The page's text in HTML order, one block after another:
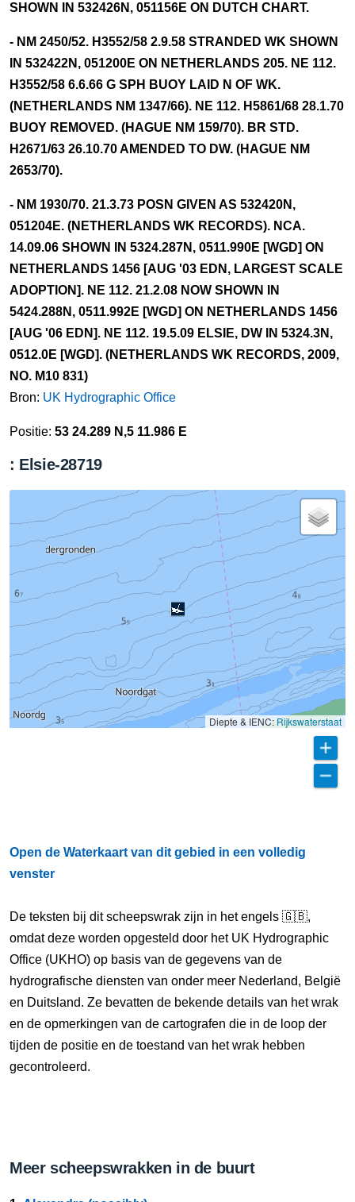
SHOWN IN 532426N, 051156E ON DUTCH CHART.
- NM 2450/52. H3552/58 2.9.58 STRANDED WK SHOWN
IN 532422N, 051200E ON NETHERLANDS 205. NE 112.
H3552/58 6.6.66 G SPH BUOY LAID N OF WK.
(NETHERLANDS NM 1347/66). NE 112. H5861/68 28.1.70
BUOY REMOVED. (HAGUE NM 159/70). BR STD.
H2671/63 26.10.70 AMENDED TO DW. (HAGUE NM
2653/70).
- NM 1930/70. 21.3.73 POSN GIVEN AS 532420N,
051204E. (NETHERLANDS WK RECORDS). NCA.
14.09.06 SHOWN IN 5324.287N, 0511.990E [WGD] ON
NETHERLANDS 1456 [AUG '03 EDN, LARGEST SCALE
ADOPTION]. NE 112. 21.2.08 NOW SHOWN IN
5424.288N, 0511.992E [WGD] ON NETHERLANDS 1456
[AUG '06 EDN]. NE 112. 19.5.09 ELSIE, DW IN 5324.3N,
0512.0E [WGD]. (NETHERLANDS WK RECORDS, 2009,
NO. M10 831)
Bron: UK Hydrographic Office
Positie: 53 24.289 N,5 11.986 E
: Elsie-28719
Diepte & IENC: Rijkswaterstaat
Open de Waterkaart van dit gebied in een volledig
venster
De teksten bij dit scheepswrak zijn in het engels 🇬🇧,
omdat deze worden opgesteld door het UK Hydrographic
Office (UKHO) op basis van de gegevens van de
hydrografische diensten van onder meer Nederland, België
en Duitsland. Ze bevatten de bekende details van het wrak
en de opmerkingen van de cartografen die in de loop der
tijden de positie en de toestand van het wrak hebben
gecontroleerd.
Meer scheepswrakken in de buurt